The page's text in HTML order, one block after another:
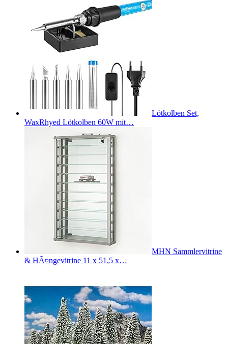
Lötkolben Set,
WaxRhyed Lötkolben 60W mit…
MHN Sammlervitrine
& HÃ¤ngevitrine 11 x 51,5 x…